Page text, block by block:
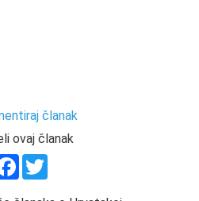
članak
ovaj članak
Facebook